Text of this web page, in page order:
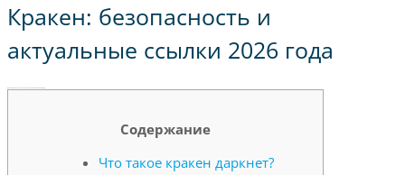
Кракен: безопасность и
актуальные ссылки 2026 года
Содержание
Что такое кракен даркнет?